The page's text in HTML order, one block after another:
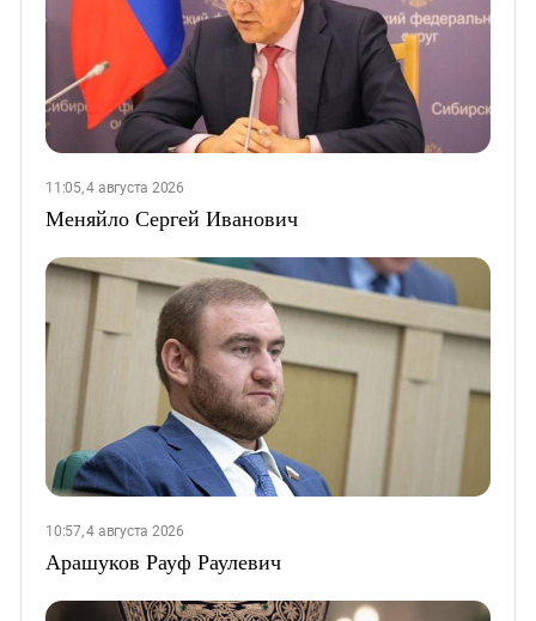
11:05, 4 августа 2026
Меняйло Сергей Иванович
10:57, 4 августа 2026
Арашуков Рауф Раулевич